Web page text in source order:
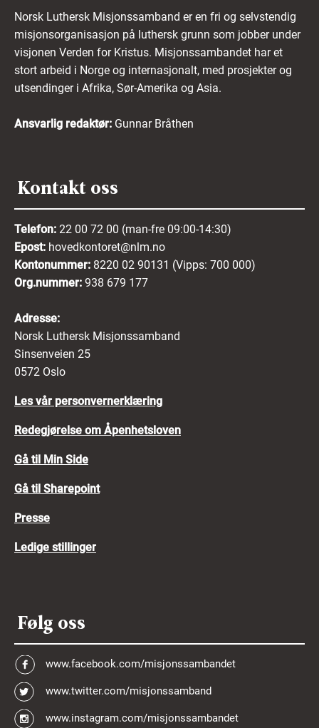
Norsk Luthersk Misjonssamband er en fri og selvstendig
misjonsorganisasjon på luthersk grunn som jobber under
visjonen Verden for Kristus. Misjonssambandet har et
stort arbeid i Norge og internasjonalt, med prosjekter og
utsendinger i Afrika, Sør-Amerika og Asia.
Ansvarlig redaktør: Gunnar Bråthen
Kontakt oss
Telefon: 22 00 72 00 (man-fre 09:00-14:30)
Epost: hovedkontoret@nlm.no
Kontonummer: 8220 02 90131 (Vipps: 700 000)
Org.nummer: 938 679 177
Adresse:
Norsk Luthersk Misjonssamband
Sinsenveien 25
0572 Oslo
Les vår personvernerklæring
Redegjørelse om Åpenhetsloven
Gå til Min Side
Gå til Sharepoint
Presse
Ledige stillinger
Følg oss
www.facebook.com/misjonssambandet
www.twitter.com/misjonssamband
www.instagram.com/misjonssambandet